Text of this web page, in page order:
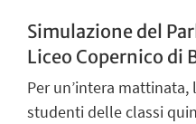
Simulazione del
Liceo Copernico di
Per un’intera
studenti delle classi